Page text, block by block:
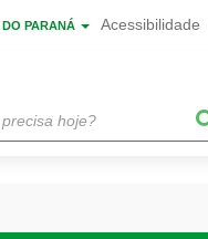
PARANÁ Acessibilidade